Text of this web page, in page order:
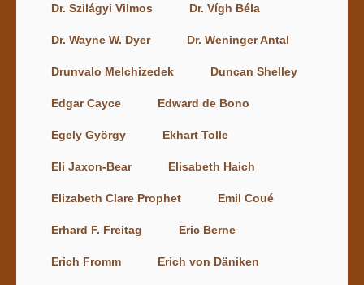
Dr. Szilágyi Vilmos Dr. Vígh Béla
Dr. Wayne W. Dyer Dr. Weninger Antal
Drunvalo Melchizedek Duncan Shelley
Edgar Cayce Edward de Bono
Egely György Ekhart Tolle
Eli Jaxon-Bear Elisabeth Haich
Elizabeth Clare Prophet Emil Coué
Erhard F. Freitag Eric Berne
Erich Fromm Erich von Däniken